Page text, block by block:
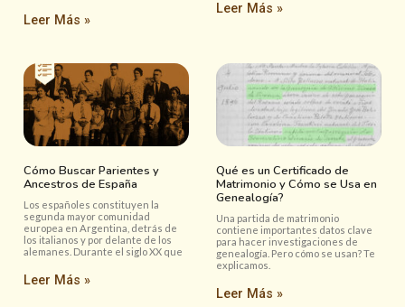
Leer Más »
Leer Más »
Cómo Buscar Parientes y
Ancestros de España
Los españoles constituyen la
segunda mayor comunidad
europea en Argentina, detrás de
los italianos y por delante de los
alemanes. Durante el siglo XX que
Leer Más »
Qué es un Certificado de
Matrimonio y Cómo se Usa en
Genealogía?
Una partida de matrimonio
contiene importantes datos clave
para hacer investigaciones de
genealogía. Pero cómo se usan? Te
explicamos.
Leer Más »